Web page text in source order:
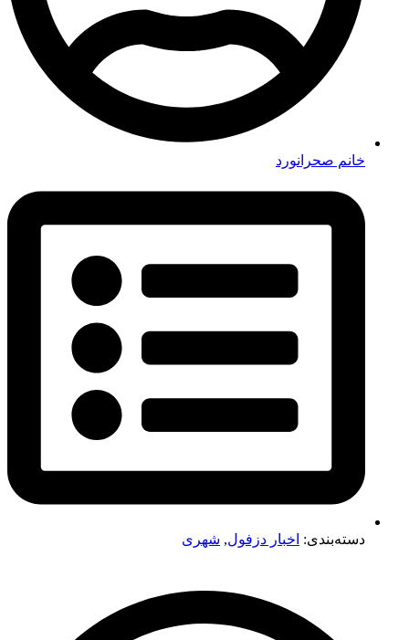
خانم صحرانورد
دسته‌بندی: اخبار دزفول, شهری